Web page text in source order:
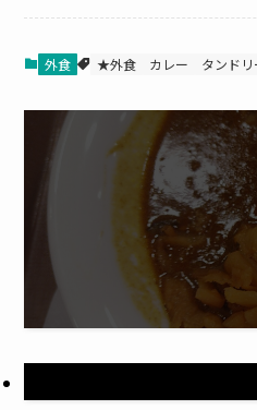
外食 ★外食 カレー タンド